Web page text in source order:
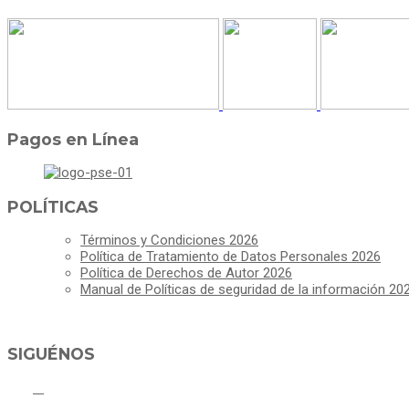
Pagos en Línea
POLÍTICAS
Términos y Condiciones 2026
Política de Tratamiento de Datos Personales 2026
Política de Derechos de Autor 2026
Manual de Políticas de seguridad de la información
SIGUÉNOS